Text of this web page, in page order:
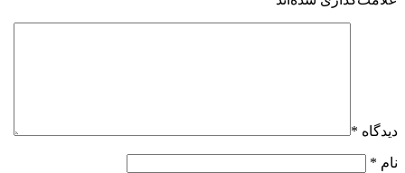
دیدگاه *
نام *